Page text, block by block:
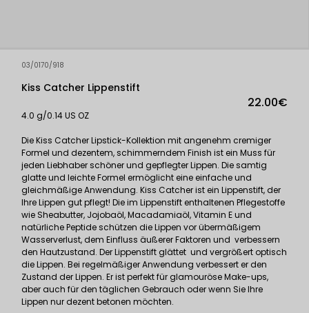
03/0170/918
Kiss Catcher Lippenstift
22.00€
4.0 g/0.14 US OZ
Die Kiss Catcher Lipstick-Kollektion mit angenehm cremiger
Formel und dezentem, schimmerndem Finish ist ein Muss für
jeden Liebhaber schöner und gepflegter Lippen. Die samtig
glatte und leichte Formel ermöglicht eine einfache und
gleichmäßige Anwendung. Kiss Catcher ist ein Lippenstift, der
Ihre Lippen gut pflegt! Die im Lippenstift enthaltenen Pflegestoffe
wie Sheabutter, Jojobaöl, Macadamiaöl, Vitamin E und
natürliche Peptide schützen die Lippen vor übermäßigem
Wasserverlust, dem Einfluss äußerer Faktoren und verbessern
den Hautzustand. Der Lippenstift glättet und vergrößert optisch
die Lippen. Bei regelmäßiger Anwendung verbessert er den
Zustand der Lippen. Er ist perfekt für glamouröse Make-ups,
aber auch für den täglichen Gebrauch oder wenn Sie Ihre
Lippen nur dezent betonen möchten.